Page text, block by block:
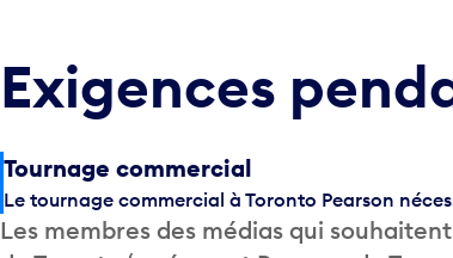
Exigences
Tournage commercial
Le tournage commercial à Toronto Pearson
Les membres des médias qui